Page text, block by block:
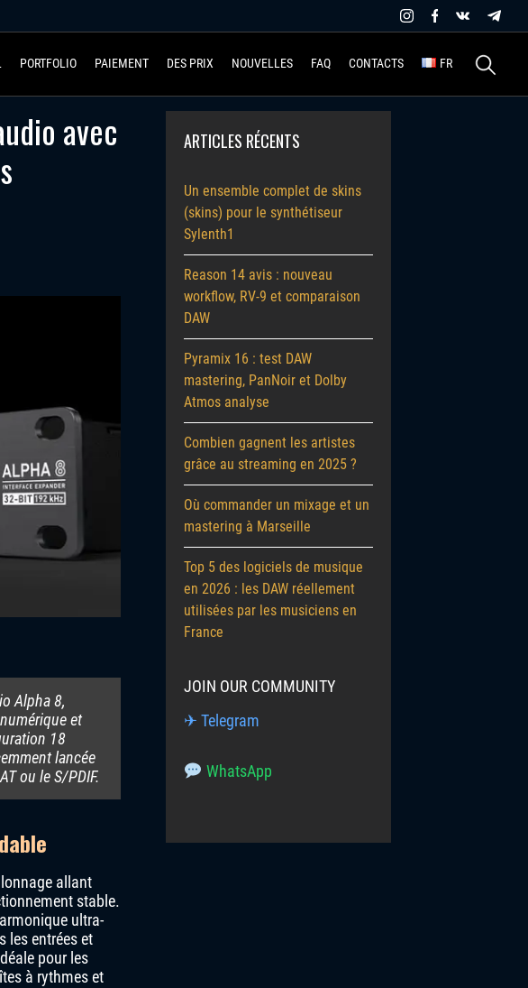
PORTFOLIO PAIEMENT DES PRIX NOUVELLES FAQ CONTACTS FR
avec
Alpha 8,
et
18
lancée
ou le S/PDIF.
allant
stable.
ultra-
les entrées et
pour les
à rythmes et
ARTICLES RÉCENTS
Un ensemble complet de skins
(skins) pour le synthétiseur
Sylenth1
Reason 14 avis : nouveau
workflow, RV-9 et comparaison
DAW
Pyramix 16 : test DAW
mastering, PanNoir et Dolby
Atmos analyse
Combien gagnent les artistes
grâce au streaming en 2025 ?
Où commander un mixage et un
mastering à Marseille
Top 5 des logiciels de musique
en 2026 : les DAW réellement
utilisées par les musiciens en
France
JOIN OUR COMMUNITY
✈ Telegram
WhatsApp